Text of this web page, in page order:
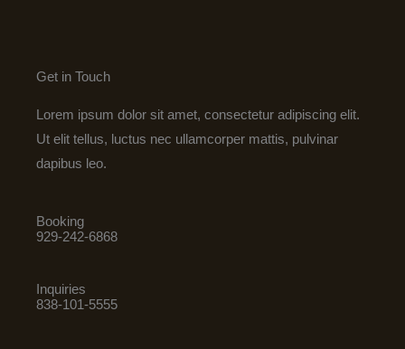
Get in Touch
Lorem ipsum dolor sit amet, consectetur adipiscing elit.
Ut elit tellus, luctus nec ullamcorper mattis, pulvinar
dapibus leo.
Booking
929-242-6868
Inquiries
838-101-5555